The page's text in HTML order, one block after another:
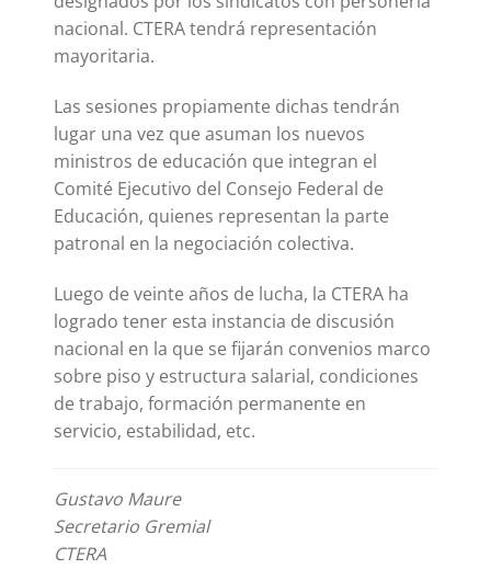
nacional. CTERA tendrá representación
mayoritaria.
Las sesiones propiamente dichas tendrán
lugar una vez que asuman los nuevos
ministros de educación que integran el
Comité Ejecutivo del Consejo Federal de
Educación, quienes representan la parte
patronal en la negociación colectiva.
Luego de veinte años de lucha, la CTERA ha
logrado tener esta instancia de discusión
nacional en la que se fijarán convenios marco
sobre piso y estructura salarial, condiciones
de trabajo, formación permanente en
servicio, estabilidad, etc.
Gustavo Maure
Secretario Gremial
CTERA